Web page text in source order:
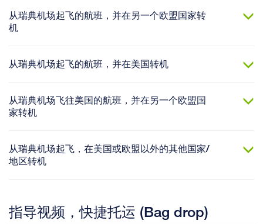
从瑞典机场起飞的航班，并在另一个欧盟国家转
机
从瑞典机场起飞的航班，并在美国转机
从瑞典机场飞往美国的航班，并在另一个欧盟国
家转机
从瑞典机场起飞，在美国或欧盟以外的其他国家/
地区转机
指导视频，快捷托运 (Bag drop)